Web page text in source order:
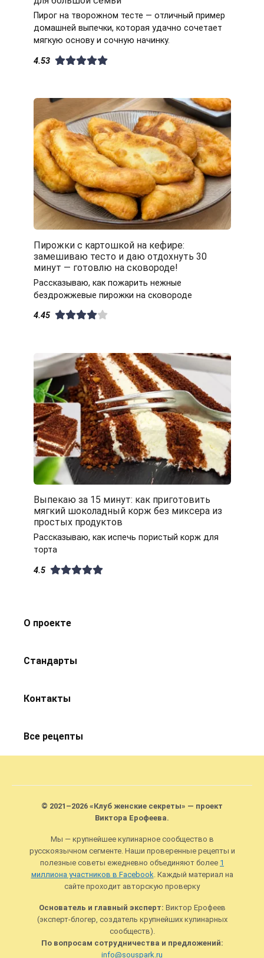
Пирог на творожном тесте — отличный пример
домашней выпечки, которая удачно сочетает
мягкую основу и сочную начинку.
4.53
Пирожки с картошкой на кефире:
замешиваю тесто и даю отдохнуть 30
минут — готовлю на сковороде!
Рассказываю, как пожарить нежные
бездрожжевые пирожки на сковороде
4.45
Выпекаю за 15 минут: как приготовить
мягкий шоколадный корж без миксера из
простых продуктов
Рассказываю, как испечь пористый корж для
торта
4.5
О проекте
Стандарты
Контакты
Все рецепты
© 2021–2026 «Клуб женские секреты» — проект
Виктора Ерофеева.
Мы — крупнейшее кулинарное сообщество в
русскоязычном сегменте. Наши проверенные рецепты и
полезные советы ежедневно объединяют более 1
миллиона участников в Facebook. Каждый материал на
сайте проходит авторскую проверку
Основатель и главный эксперт: Виктор Ерофеев
(эксперт-блогер, создатель крупнейших кулинарных
сообществ).
По вопросам сотрудничества и предложений:
info@souspark.ru